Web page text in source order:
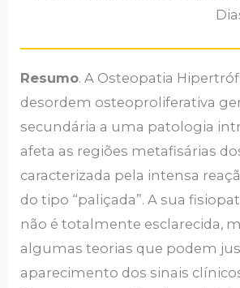
Resumo. A Osteopatia
desordem osteoproliferativa
secundária a uma patologia
afeta as regiões metafisárias
caracterizada pela intensa
do tipo “paliçada”. A sua
não é totalmente esclarecida,
algumas teorias que podem
aparecimento dos sinais